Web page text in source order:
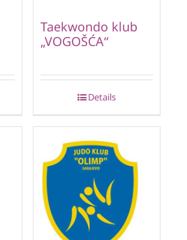
Taekwondo klub
„VOGOŠĆA“
Details